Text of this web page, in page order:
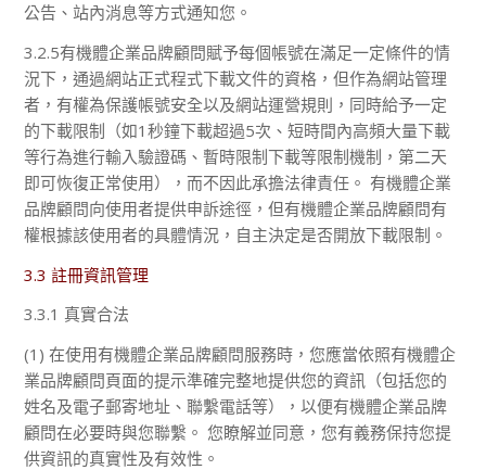
公告、站內消息等方式通知您。
3.2.5有機體企業品牌顧問賦予每個帳號在滿足一定條件的情
況下，通過網站正式程式下載文件的資格，但作為網站管理
者，有權為保護帳號安全以及網站運營規則，同時給予一定
的下載限制（如1秒鐘下載超過5次、短時間內高頻大量下載
等行為進行輸入驗證碼、暫時限制下載等限制機制，第二天
即可恢復正常使用），而不因此承擔法律責任。 有機體企業
品牌顧問向使用者提供申訴途徑，但有機體企業品牌顧問有
權根據該使用者的具體情況，自主決定是否開放下載限制。
3.3 註冊資訊管理
3.3.1 真實合法
(1) 在使用有機體企業品牌顧問服務時，您應當依照有機體企
業品牌顧問頁面的提示準確完整地提供您的資訊（包括您的
姓名及電子郵寄地址、聯繫電話等），以便有機體企業品牌
顧問在必要時與您聯繫。 您瞭解並同意，您有義務保持您提
供資訊的真實性及有效性。